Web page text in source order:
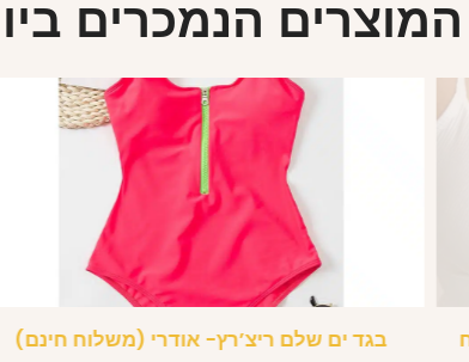
המוצרים הנמכרים
בגד ים שלם ריצ’רץ- אודרי (משלוח חינם)